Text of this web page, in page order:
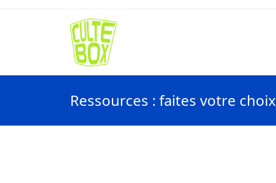
Ressources : faites votre choix